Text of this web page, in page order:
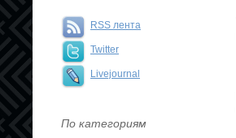
RSS лента
Twitter
Livejournal
По категориям